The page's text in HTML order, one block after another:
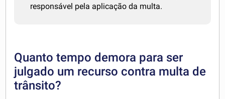
responsável pela aplicação da multa.
Quanto tempo demora para ser
julgado um recurso contra multa de
trânsito?